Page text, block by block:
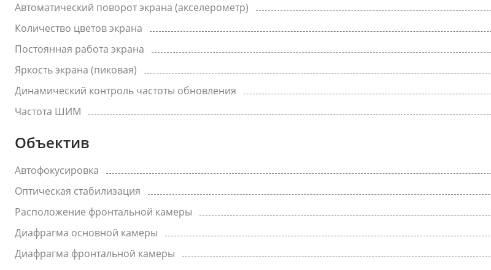
Автоматический поворот экрана (акселерометр)
Количество цветов экрана
Постоянная работа экрана
Яркость экрана (пиковая)
Динамический контроль частоты обновления
Частота ШИМ
Объектив
Автофокусировка
Оптическая стабилизация
Расположение фронтальной камеры
Диафрагма основной камеры
Диафрагма фронтальной камеры